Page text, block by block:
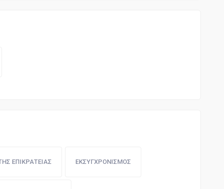
ΕΠΙΚΡΑΤΕΙΑΣ ΕΚΣΥΓΧΡΟΝΙΣΜΟΣ